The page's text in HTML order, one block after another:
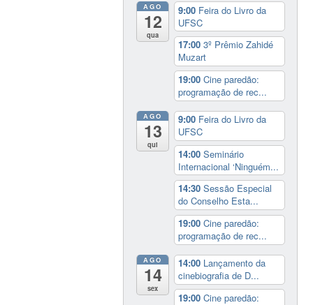
AGO
12
qua
9:00 Feira do Livro da
UFSC
17:003º Prêmio Zahidé
Muzart
19:00Cine paredão:
programação de rec...
AGO
13
qui
9:00 Feira do Livro da
UFSC
14:00Seminário
Internacional ‘Ninguém...
14:30Sessão Especial
do Conselho Esta...
19:00Cine paredão:
programação de rec...
AGO
14
sex
14:00 Lançamento da
cinebiografia de D...
19:00Cine paredão: